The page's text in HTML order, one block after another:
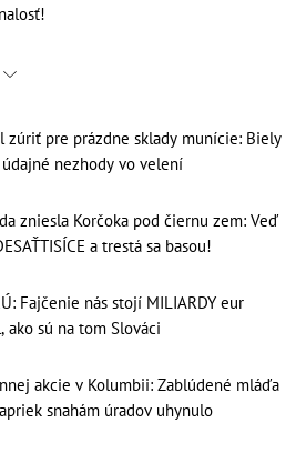
zúriť pre prázdne sklady munície: Biely
nezhody vo velení
zniesla Korčoka pod čiernu zem: Veď
a trestá sa basou!
Fajčenie nás stojí MILIARDY eur
ako sú na tom Slováci
akcie v Kolumbii: Zablúdené mláďa
snahám úradov uhynulo